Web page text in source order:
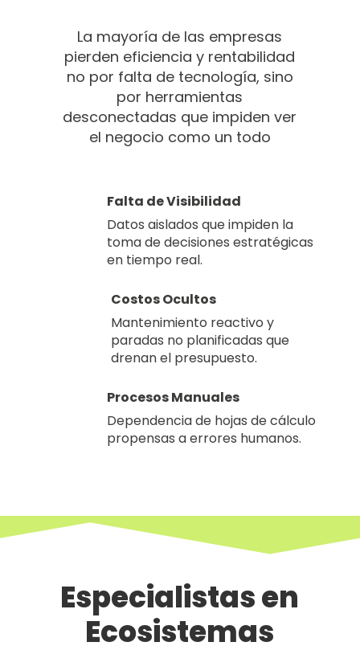
La mayoría de las empresas
pierden eficiencia y rentabilidad
no por falta de tecnología, sino
por herramientas
desconectadas que impiden ver
el negocio como un todo
Falta de Visibilidad
Datos aislados que impiden la
toma de decisiones estratégicas
en tiempo real.
Costos Ocultos
Mantenimiento reactivo y
paradas no planificadas que
drenan el presupuesto.
Procesos Manuales
Dependencia de hojas de cálculo
propensas a errores humanos.
Especialistas en
Ecosistemas